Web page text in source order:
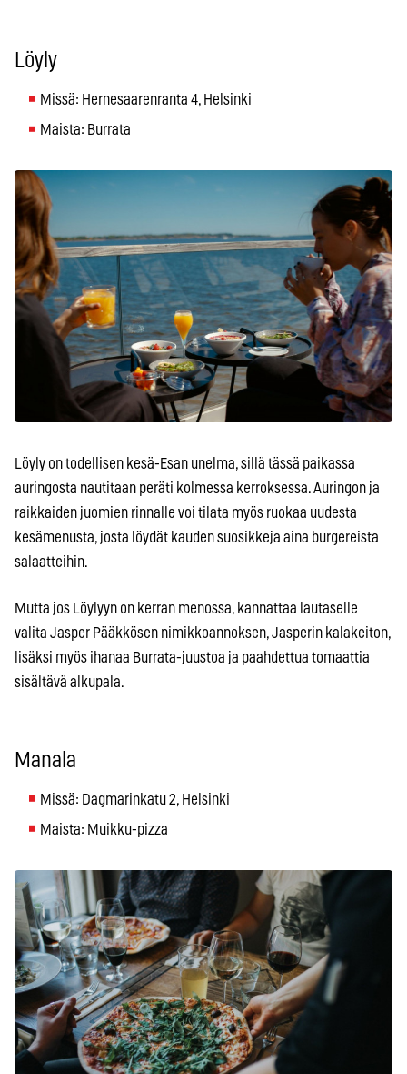
Löyly
Missä: Hernesaarenranta 4, Helsinki
Maista: Burrata
Löyly on todellisen kesä-Esan unelma, sillä tässä paikassa
auringosta nautitaan peräti kolmessa kerroksessa. Auringon ja
raikkaiden juomien rinnalle voi tilata myös ruokaa uudesta
kesämenusta, josta löydät kauden suosikkeja aina burgereista
salaatteihin.
Mutta jos Löylyyn on kerran menossa, kannattaa lautaselle
valita Jasper Pääkkösen nimikkoannoksen, Jasperin kalakeiton,
lisäksi myös ihanaa Burrata-juustoa ja paahdettua tomaattia
sisältävä alkupala.
Manala
Missä: Dagmarinkatu 2, Helsinki
Maista: Muikku-pizza